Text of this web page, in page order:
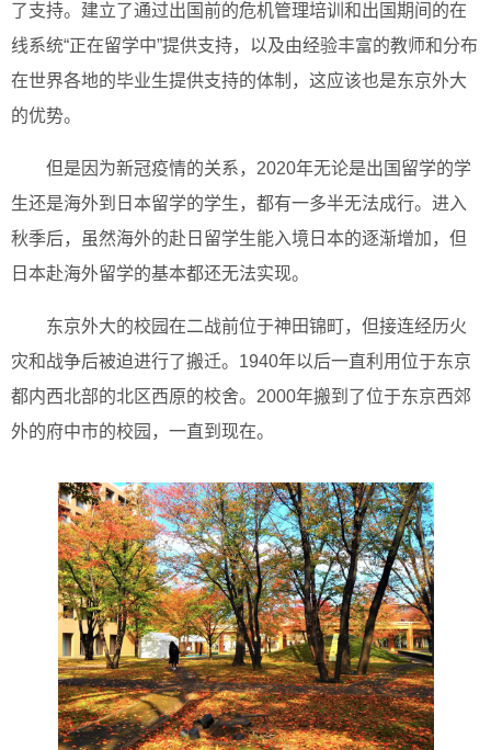
了支持。建立了通过出国前的危机管理培训和出国期间的在
线系统“正在留学中”提供支持，以及由经验丰富的教师和分布
在世界各地的毕业生提供支持的体制，这应该也是东京外大
的优势。
但是因为新冠疫情的关系，2020年无论是出国留学的学
生还是海外到日本留学的学生，都有一多半无法成行。进入
秋季后，虽然海外的赴日留学生能入境日本的逐渐增加，但
日本赴海外留学的基本都还无法实现。
东京外大的校园在二战前位于神田锦町，但接连经历火
灾和战争后被迫进行了搬迁。1940年以后一直利用位于东京
都内西北部的北区西原的校舍。2000年搬到了位于东京西郊
外的府中市的校园，一直到现在。